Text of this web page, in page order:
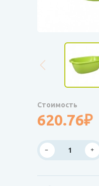
Стоимость
620.76₽